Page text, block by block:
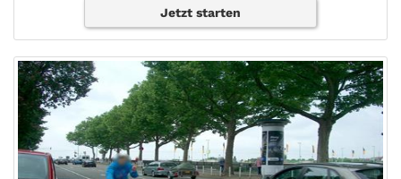
Jetzt starten